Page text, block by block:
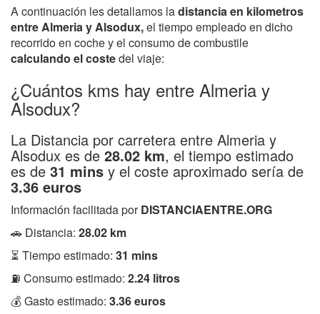
A continuación les detallamos ladistancia en kilometros
entre Almeria y Alsodux,el tiempo empleado en dicho
recorrido en coche y el consumo de combustile
calculando el costedel viaje:
¿Cuántos kms hay entre Almeria y
Alsodux?
La Distancia por carretera entre Almeria y
Alsodux es de 28.02 km, el tiempo estimado
es de 31 mins y el coste aproximado sería de
3.36 euros
Información facilitada porDISTANCIAENTRE.ORG
🚗 Distancia: 28.02 km
⏳ Tiempo estimado: 31 mins
⛽ Consumo estimado: 2.24 litros
💰 Gasto estimado: 3.36 euros